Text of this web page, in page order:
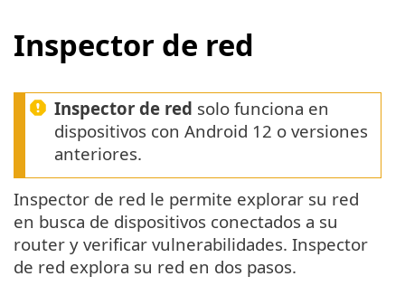
Inspector de red
Inspector de red solo funciona en
dispositivos con Android 12 o versiones
anteriores.
Inspector de red le permite explorar su red
en busca de dispositivos conectados a su
router y verificar vulnerabilidades. Inspector
de red explora su red en dos pasos.